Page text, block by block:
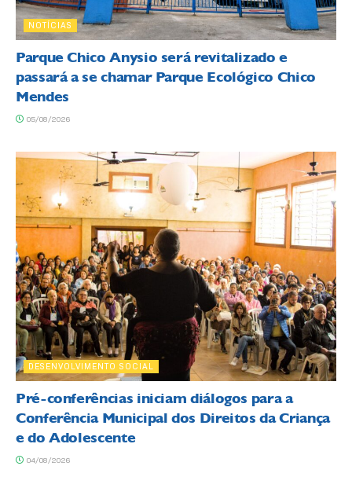
NOTÍCIAS
Parque Chico Anysio será revitalizado e
passará a se chamar Parque Ecológico Chico
Mendes
05/08/2026
DESENVOLVIMENTO SOCIAL
Pré-conferências iniciam diálogos para a
Conferência Municipal dos Direitos da Criança
e do Adolescente
04/08/2026